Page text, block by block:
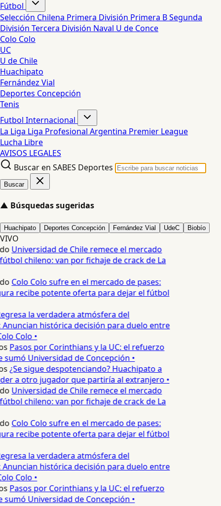
Fútbol
Selección Chilena Primera División Primera BSegunda
División Tercera División Naval U de Conce
Colo Colo
UC
U de Chile
Huachipato
Fernández Vial
Deportes Concepción
Tenis
Futbol Internacional
La Liga Liga Profesional Argentina Premier League
Lucha Libre
AVISOS LEGALES
Buscar en SABES Deportes
Buscar
▲ Búsquedas sugeridas
Huachipato Deportes Concepción Fernández Vial UdeC Biobío
VIVO
Universidad de Chile remece el mercado
chileno: van por fichaje de crack de La
Colo Colo sufre en el mercado de pases:
recibe potente oferta para dejar el fútbol
la verdadera atmósfera del
histórica decisión para duelo entre
Colo •
Pasos por Corinthians y la UC: el refuerzo
Universidad de Concepción •
¿Se sigue despotenciando? Huachipato a
a otro jugador que partiría al extranjero •
Universidad de Chile remece el mercado
chileno: van por fichaje de crack de La
Colo Colo sufre en el mercado de pases:
recibe potente oferta para dejar el fútbol
la verdadera atmósfera del
histórica decisión para duelo entre
Colo •
Pasos por Corinthians y la UC: el refuerzo
Universidad de Concepción •